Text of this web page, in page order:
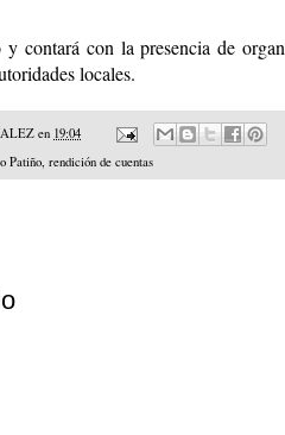
contará con la presencia de
locales.
en 19:04
Patiño, rendición de cuentas